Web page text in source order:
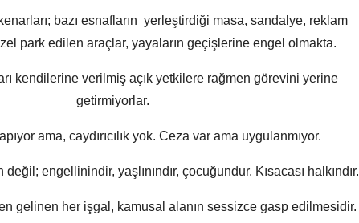
bazı esnafların yerleştirdiği masa, sandalye, reklam
park edilen araçlar, yayaların geçişlerine engel olmakta.
kendilerine verilmiş açık yetkilere rağmen görevini yerine
getirmiyorlar.
ama, caydırıcılık yok. Ceza var ama uygulanmıyor.
değil; engellinindir, yaşlınındır, çocuğundur. Kısacası halkındır.
gelinen her işgal, kamusal alanın sessizce gasp edilmesidir.
Köksal Cengiz
Türklerde Hayvan